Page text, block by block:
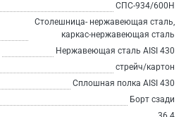
СПС-934/600Н
Столешница- нержавеющая сталь,
каркас-нержавеющая сталь
Нержавеющая сталь AISI 430
стрейч/картон
Сплошная полка AISI 430
Борт сзади